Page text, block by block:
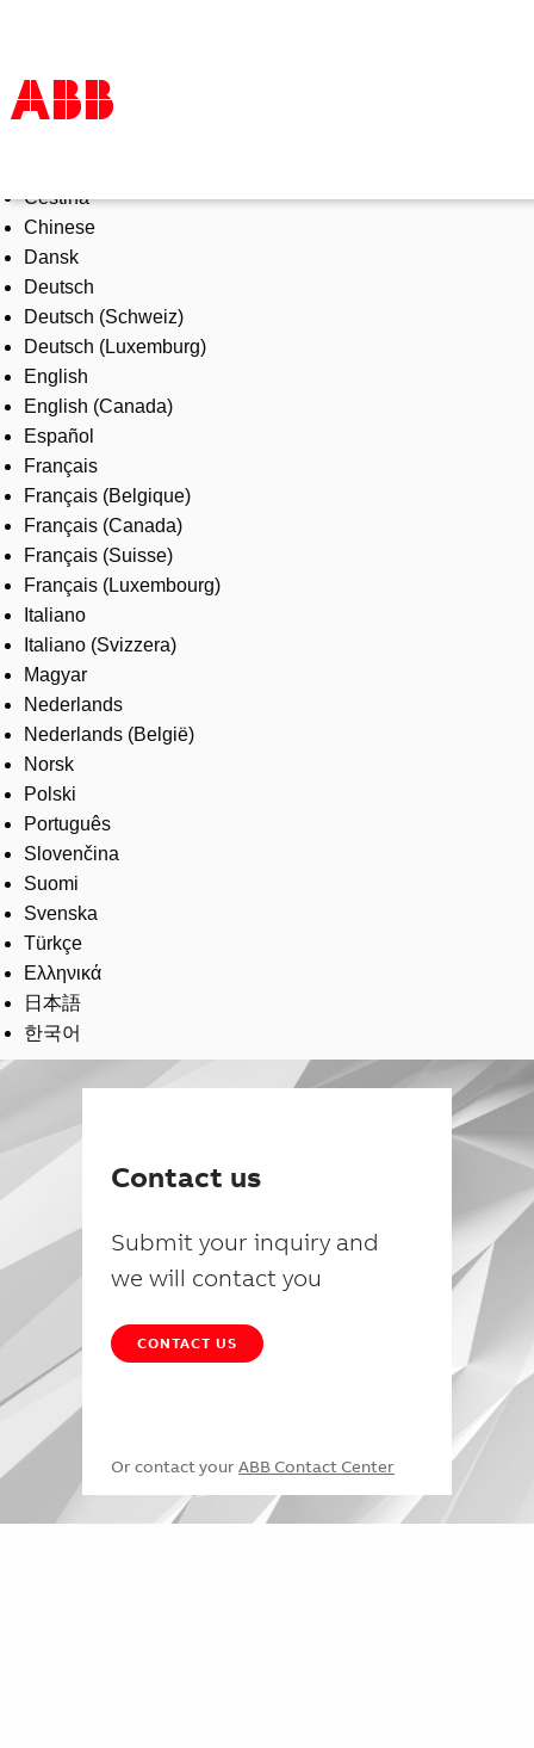
Products & Solutions
Industries
Services
About us
Where to buy
Contact us
Careers
Čeština
Chinese
Dansk
Deutsch
Deutsch (Schweiz)
Deutsch (Luxemburg)
English
English (Canada)
Español
Français
Français (Belgique)
Français (Canada)
Français (Suisse)
Français (Luxembourg)
Italiano
Italiano (Svizzera)
Magyar
Nederlands
Nederlands (België)
Norsk
Polski
Português
Slovenčina
Suomi
Svenska
Türkçe
Ελληνικά
日本語
한국어
Contact us
Submit your inquiry and
we will contact you
CONTACT US
Or contact your ABB Contact Center